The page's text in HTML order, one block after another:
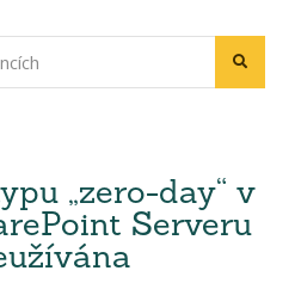
„zero-day“ v
Serveru